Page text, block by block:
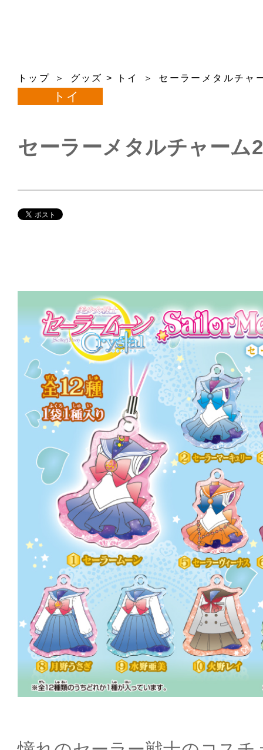
トップ グッズ > トイ セーラーメタルチャ
トイ
セーラーメタルチャーム2